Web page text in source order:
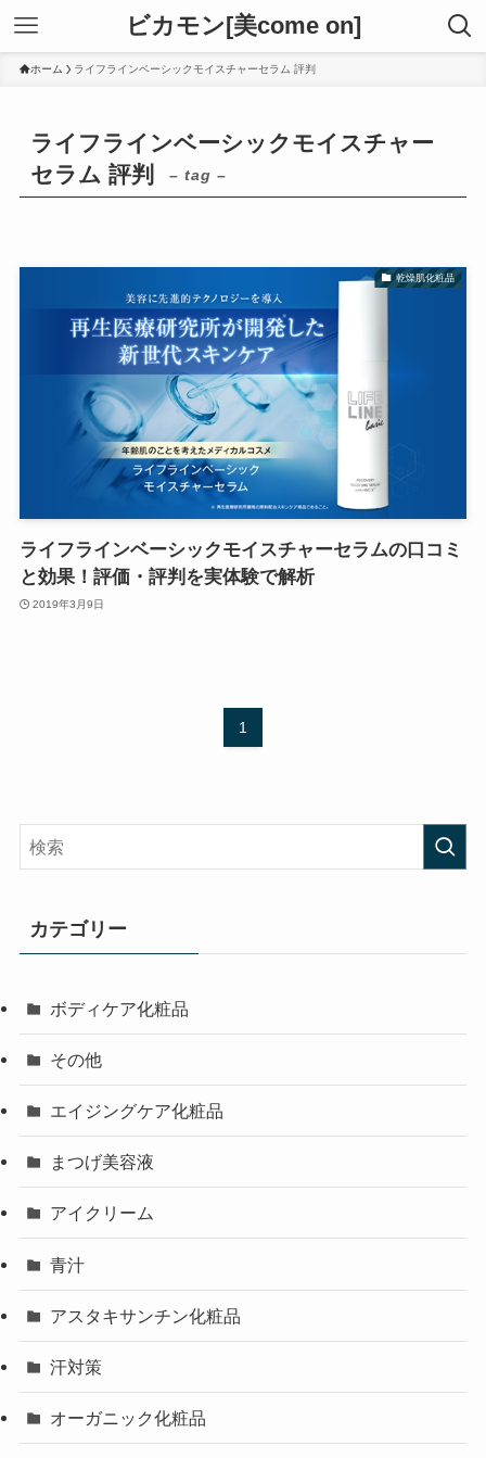
ビカモン[美come on]
ホーム ライフラインベーシックモイスチャーセラム 評判
ライフラインベーシックモイスチャー
セラム 評判
– tag –
乾燥肌化粧品
ライフラインベーシックモイスチャーセラムの口コミ
と効果！評価・評判を実体験で解析
2019年3月9日
1
カテゴリー
ボディケア化粧品
その他
エイジングケア化粧品
まつげ美容液
アイクリーム
青汁
アスタキサンチン化粧品
汗対策
オーガニック化粧品